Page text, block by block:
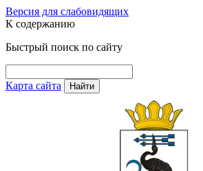
Версия для слабовидящих
К содержанию
Быстрый поиск по сайту
Карта сайта Найти